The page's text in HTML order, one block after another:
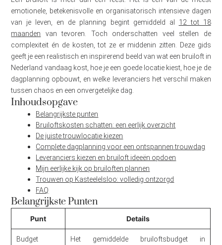
emotionele, betekenisvolle en organisatorisch intensieve dagen
van je leven, en de planning begint gemiddeld al 12 tot 18
maanden van tevoren. Toch onderschatten veel stellen de
complexiteit én de kosten, tot ze er middenin zitten. Deze gids
geeft je een realistisch en inspirerend beeld van wat een bruiloft in
Nederland vandaag kost, hoe je een goede locatie kiest, hoe je de
dagplanning opbouwt, en welke leveranciers het verschil maken
tussen chaos en een onvergetelijke dag.
Inhoudsopgave
Belangrijkste punten
Bruiloftskosten schatten: een eerlijk overzicht
De juiste trouwlocatie kiezen
Complete dagplanning voor een ontspannen trouwdag
Leveranciers kiezen en bruiloft ideeën opdoen
Mijn eerlijke kijk op bruiloften plannen
Trouwen op Kasteelelsloo: volledig ontzorgd
FAQ
Belangrijkste Punten
Punt Details
Budget
Het gemiddelde bruiloftsbudget in